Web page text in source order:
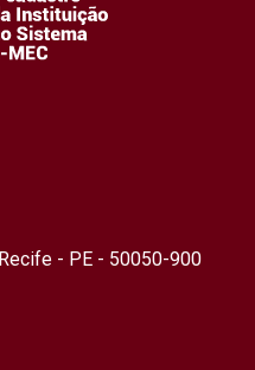
- PE - 50050-900